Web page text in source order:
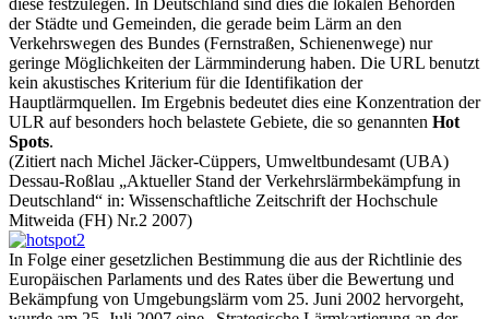
diese festzulegen. In Deutschland sind dies die lokalen Behörden
der Städte und Gemeinden, die gerade beim Lärm an den
Verkehrswegen des Bundes (Fernstraßen, Schienenwege) nur
geringe Möglichkeiten der Lärmminderung haben. Die URL benutzt
kein akustisches Kriterium für die Identifikation der
Hauptlärmquellen. Im Ergebnis bedeutet dies eine Konzentration der
ULR auf besonders hoch belastete Gebiete, die so genannten Hot
Spots.
(Zitiert nach Michel Jäcker-Cüppers, Umweltbundesamt (UBA)
Dessau-Roßlau „Aktueller Stand der Verkehrslärmbekämpfung in
Deutschland“ in: Wissenschaftliche Zeitschrift der Hochschule
Mitweida (FH) Nr.2 2007)
In Folge einer gesetzlichen Bestimmung die aus der Richtlinie des
Europäischen Parlaments und des Rates über die Bewertung und
Bekämpfung von Umgebungslärm vom 25. Juni 2002 hervorgeht,